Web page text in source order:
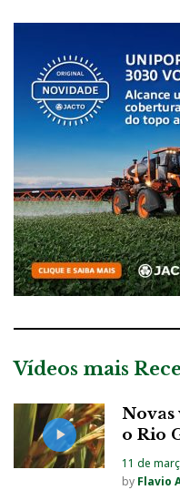
Vídeos mais
Novas
o Rio
11 de
by Flavio